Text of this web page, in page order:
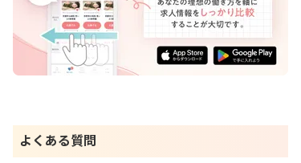
よくある質問